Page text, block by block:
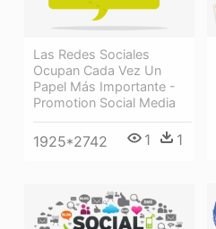
Las Redes Sociales
Ocupan Cada Vez Un
Papel Más Importante -
Promotion Social Media
1925*2742 1 1